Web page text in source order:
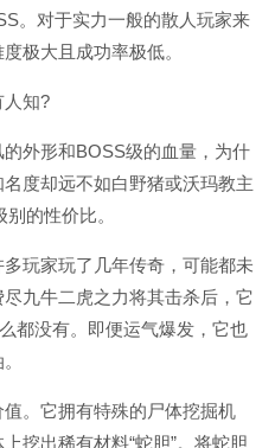
。对于实力一般的散人玩家来
极大且成功率极低。
知?
外形和BOSS级的血量，为什
度却远不如白野猪或沃玛教主
的性价比。
玩家玩了几年传奇，可能都未
九牛二虎之力将其击杀后，它
都没有。即便运气爆发，它也
。它拥有特殊的尸体挖掘机
挖出稀有材料“蛇胆”。将蛇胆